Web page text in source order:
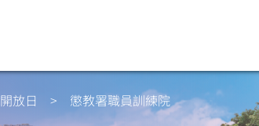
開放日 > 懲教署職員訓練院